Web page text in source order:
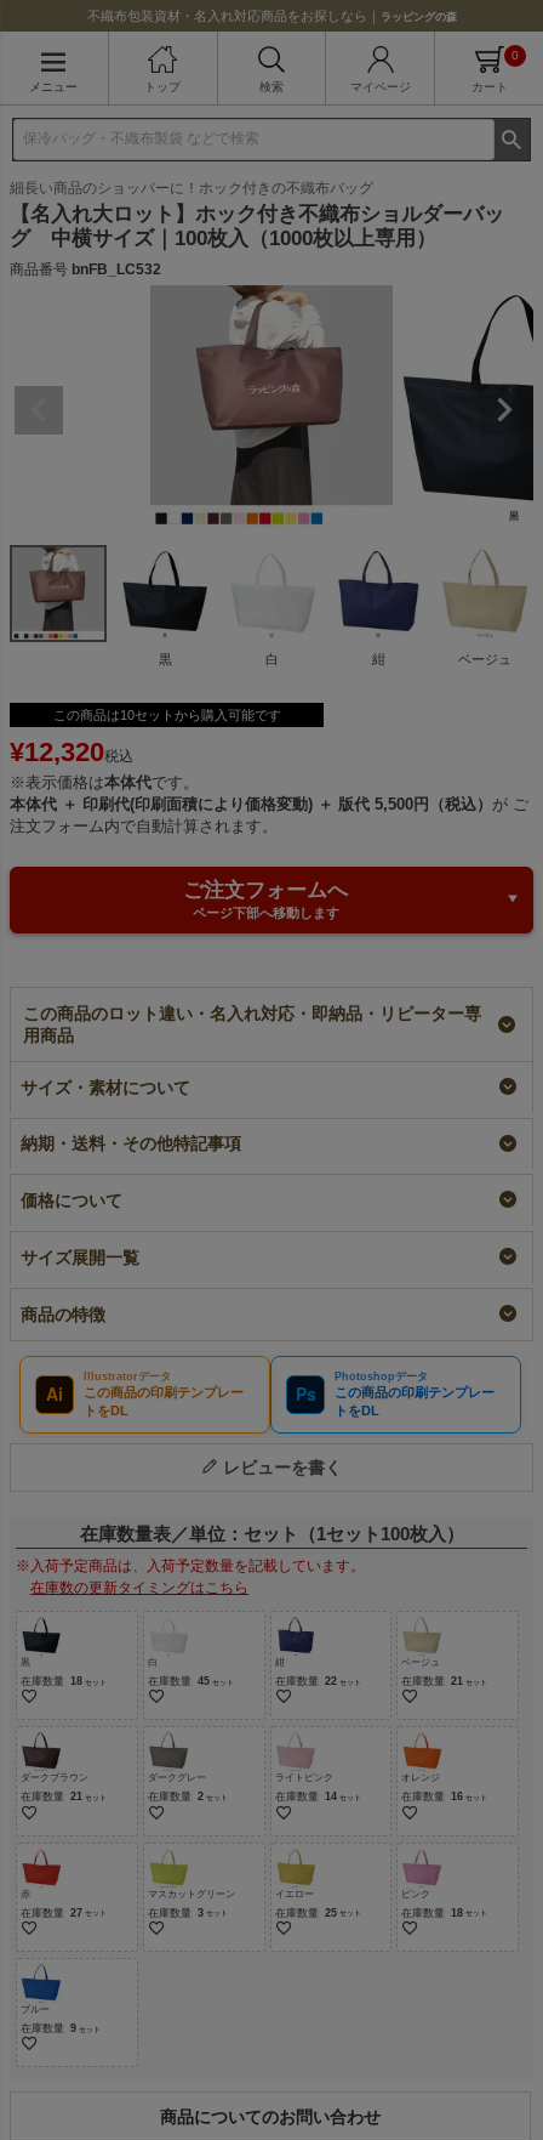
不織布包装資材・名入れ対応商品をお探しなら｜ ラッピングの森
メニュー トップ 検索 マイページ カート
0
細長い商品のショッパーに！ホック付きの不織布バッグ
【名入れ大ロット】ホック付き不織布ショルダーバッ
グ 中横サイズ｜100枚入（1000枚以上専用）
商品番号 bnFB_LC532
黒 白 紺 ベージュ
この商品は10セットから購入可能です
¥12,320税込
※表示価格は本体代です。
本体代 ＋ 印刷代(印刷面積により価格変動) ＋ 版代 5,500円（税込） が ご
注文フォーム内で自動計算されます。
ご注文フォームへ
ページ下部へ移動します
この商品のロット違い・名入れ対応・即納品・リピーター専
用商品
【小ロット】ホック付
き不織布ショルダーバ
枚入～
小ロット
【名入れ大ロット】ホ
ズ｜100枚入（1000枚
以上専用）
ホック付き不織布ショ
ルダーバッグ 中横サ
サイズ・素材について
納期・送料・その他特記事項
価格について
サイズ展開一覧
商品の特徴
Ai
Illustratorデータ
この商品の印刷テンプレー
トをDL
Ps
Photoshopデータ
この商品の印刷テンプレー
トをDL
レビューを書く
在庫数量表／単位：セット（1セット100枚入）
※入荷予定商品は、入荷予定数量を記載しています。
在庫数の更新タイミングはこちら
黒
在庫数量 18
白
在庫数量 45
紺
在庫数量 22
ベージュ
在庫数量 21
ダークブラウン
在庫数量 21
ダークグレー
在庫数量 2
ライトピンク
在庫数量 14
オレンジ
在庫数量 16
赤
在庫数量 27
マスカットグリーン
在庫数量 3
イエロー
在庫数量 25
ピンク
在庫数量 18
ブルー
在庫数量 9
商品についてのお問い合わせ